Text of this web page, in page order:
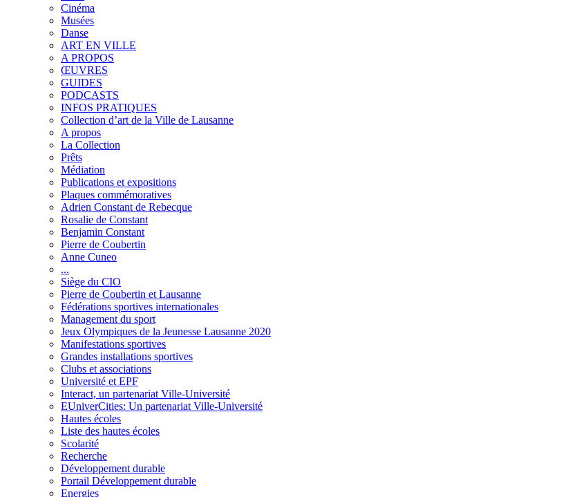
Cinéma
Musées
Danse
ART EN VILLE
A PROPOS
ŒUVRES
GUIDES
PODCASTS
INFOS PRATIQUES
Collection d’art de la Ville de Lausanne
A propos
La Collection
Prêts
Médiation
Publications et expositions
Plaques commémoratives
Adrien Constant de Rebecque
Rosalie de Constant
Benjamin Constant
Pierre de Coubertin
Anne Cuneo
...
Siège du CIO
Pierre de Coubertin et Lausanne
Fédérations sportives internationales
Management du sport
Jeux Olympiques de la Jeunesse Lausanne 2020
Manifestations sportives
Grandes installations sportives
Clubs et associations
Université et EPF
Interact, un partenariat Ville-Université
EUniverCities: Un partenariat Ville-Université
Hautes écoles
Liste des hautes écoles
Scolarité
Recherche
Développement durable
Portail Développement durable
Energies